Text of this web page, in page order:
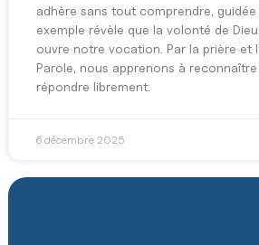
adhère sans tout comprendre,
exemple révèle que la volonté de Dieu
ouvre notre vocation. Par la prière et
Parole, nous apprenons à
répondre librement.
6 décembre 2025